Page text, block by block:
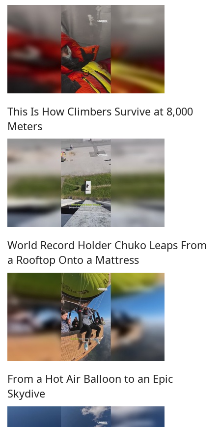
This Is How Climbers Survive at 8,000
Meters
World Record Holder Chuko Leaps From
a Rooftop Onto a Mattress
From a Hot Air Balloon to an Epic
Skydive